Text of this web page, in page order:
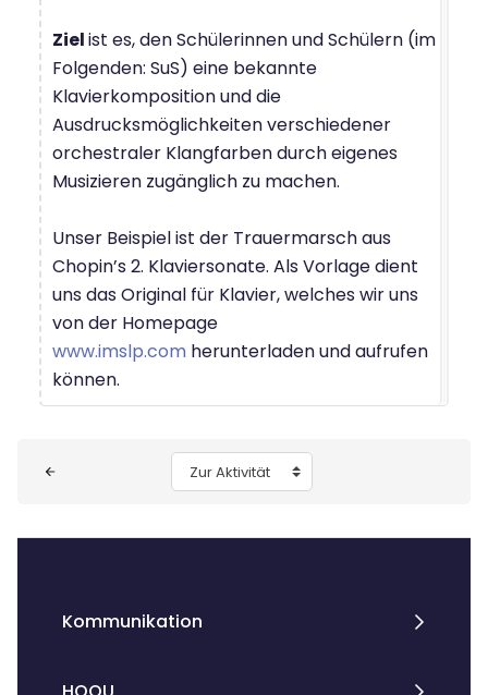
Zielist es, den Schülerinnen und Schülern (im
Folgenden: SuS) eine bekannte
Klavierkomposition und die
Ausdrucksmöglichkeiten verschiedener
orchestraler Klangfarben durch eigenes
Musizieren zugänglich zu machen.
Unser Beispiel ist der Trauermarsch aus
Chopin’s 2. Klaviersonate. Als Vorlage dient
uns das Original für Klavier, welches wir uns
von der Homepage
www.imslp.com herunterladen und aufrufen
können.
Zur Aktivität
Kommunikation